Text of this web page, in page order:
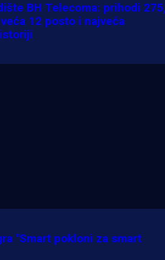
BH Telecoma: prihodi
12 posto i najveća
"Smart pokloni za smart